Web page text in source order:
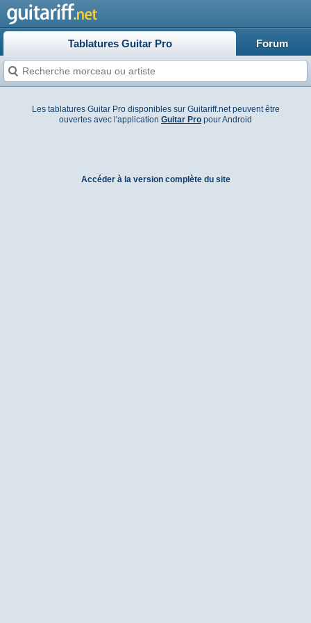
Tablatures Guitar Pro Forum
Les tablatures Guitar Pro disponibles sur Guitariff.net peuvent être
ouvertes avec l'application Guitar Pro pour Android
Accéder à la version complète du site